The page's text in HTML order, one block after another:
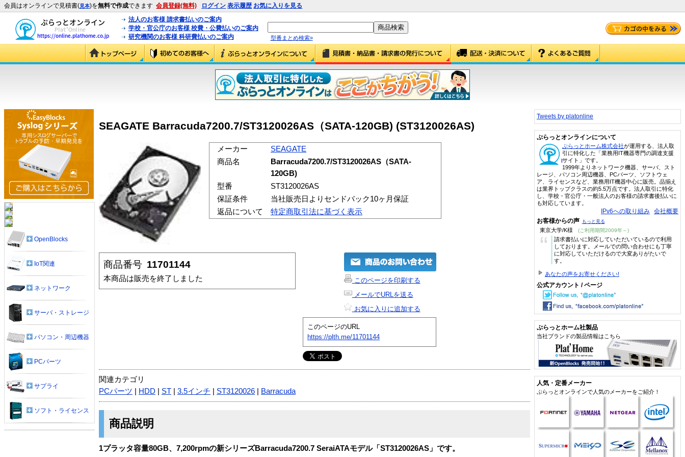
会員はオンラインで見積書(見本)を無料で作成できます 会員登録(無料) ログイン 表示履歴 お気に入りを見る
法人のお客様 請求書払いのご案内
学校・官公庁のお客様 校費・公費払いのご案内
研究機関のお客様 科研費払いのご案内
型番まとめ検索»
SEAGATE Barracuda7200.7/ST3120026AS（SATA-120GB) (ST3120026AS)
メーカー
SEAGATE
商品名
Barracuda7200.7/ST3120026AS（SATA-
120GB)
型番
ST3120026AS
保証条件
当社販売日よりセンドバック10ヶ月保証
返品について
特定商取引法に基づく表示
商品番号 11701144
本商品は販売を終了しました
このページを印刷する
メールでURLを送る
お気に入りに追加する
このページのURL
https://plth.me/11701144
関連カテゴリ
PCパーツ
HDD ST 3.5インチ ST3120026 Barracuda
商品説明
1プラッタ容量80GB、7,200rpmの新シリーズBarracuda7200.7 SeraiATAモデル「ST3120026AS」です。
OpenBlocks
IoT関連
ネットワーク
サーバ・ストレージ
パソコン・周辺機器
PCパーツ
サプライ
ソフト・ライセンス
Tweets by platonline
ぷらっとオンラインについて
ぷらっとホーム株式会社が運用する、法人取
引に特化した「業務用IT機器専門の調達支援
サイト」です。
1999年よりネットワーク機器、サーバ、スト
レージ、パソコン周辺機器、PCパーツ、ソフトウェ
ア、ライセンスなど、業務用IT機器中心に販売。品揃え
は業界トップクラスの約5.5万点です。法人取引に特化
し、学校・官公庁・一般法人のお客様の請求書後払いに
も対応しています。
IPv6への取り組み 会社概要
お客様からの声 もっと見る
東京大学/K様 (ご利用期間2009年～)
“
請求書払いに対応していただいているので利用
しております。メールでの問い合わせにも丁寧
に対応していただけるので大変ありがたいで
す。
あなたの声をお寄せください!
公式アカウント / ページ
ぷらっとホーム社製品
当社ブランドの製品情報はこちら
人気・定番メーカー
ぷらっとオンラインで人気のメーカーをご紹介！